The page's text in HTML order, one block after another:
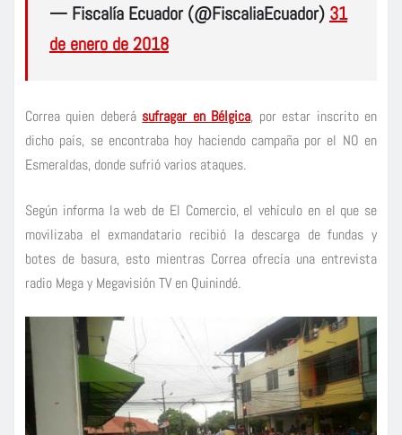
— Fiscalía Ecuador (@FiscaliaEcuador) 31
de enero de 2018
Correa quien deberá sufragar en Bélgica, por estar inscrito en
dicho país, se encontraba hoy haciendo campaña por el NO en
Esmeraldas, donde sufrió varios ataques.
Según informa la web de El Comercio, el vehículo en el que se
movilizaba el exmandatario recibió la descarga de fundas y
botes de basura, esto mientras Correa ofrecía una entrevista
radio Mega y Megavisión TV en Quinindé.